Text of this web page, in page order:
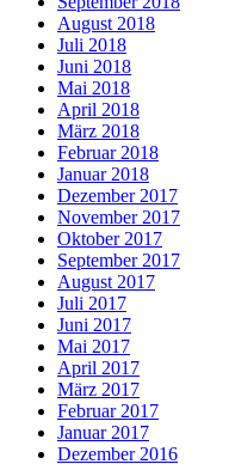
August 2018
Juli 2018
Juni 2018
Mai 2018
April 2018
März 2018
Februar 2018
Januar 2018
Dezember 2017
November 2017
Oktober 2017
September 2017
August 2017
Juli 2017
Juni 2017
Mai 2017
April 2017
März 2017
Februar 2017
Januar 2017
Dezember 2016